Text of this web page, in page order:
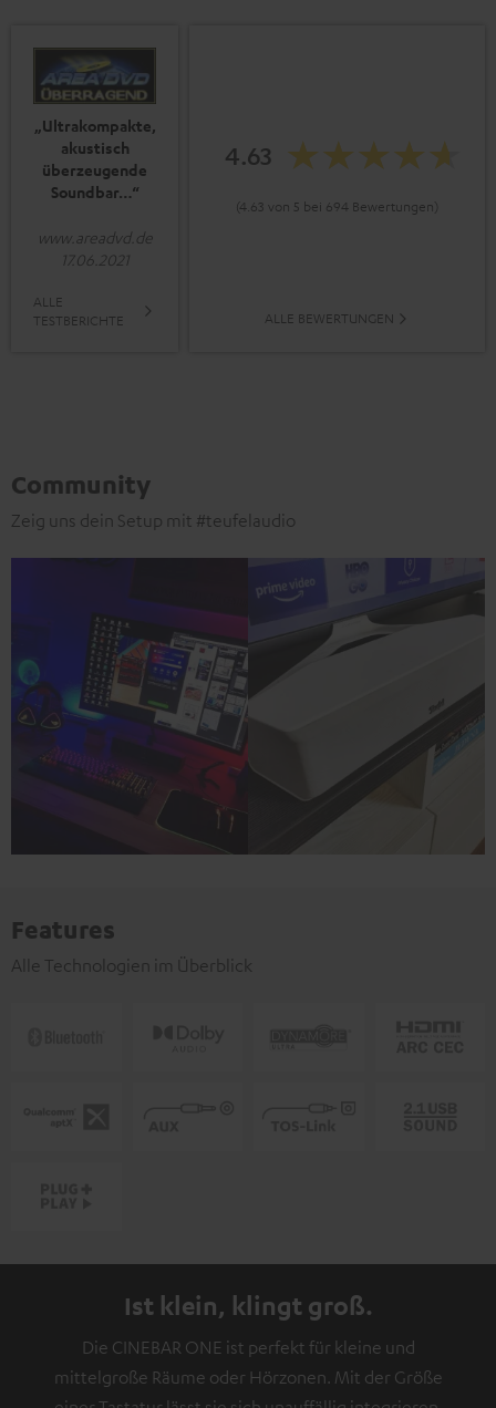
„Ultrakompakte,
akustisch
überzeugende
Soundbar…“
www.areadvd.de
17.06.2021
ALLE
TESTBERICHTE
4.63
(4.63 von 5 bei 694 Bewertungen)
ALLE BEWERTUNGEN
Community
Zeig uns dein Setup mit #teufelaudio
Features
Alle Technologien im Überblick
Ist klein, klingt groß.
Die CINEBAR ONE ist perfekt für kleine und
mittelgroße Räume oder Hörzonen. Mit der Größe